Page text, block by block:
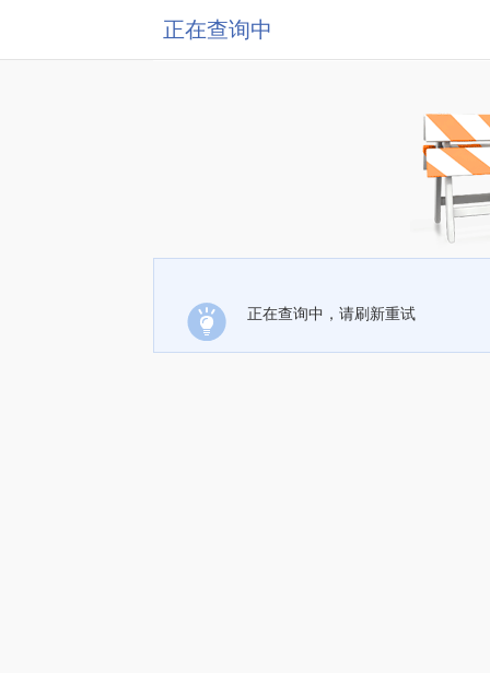
正在查询中
正在查询中，请刷新重试